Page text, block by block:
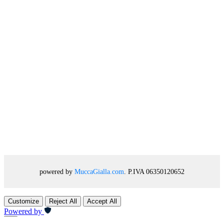
powered by MuccaGialla.com . P.IVA 06350120652
Customize Reject All Accept All
Powered by